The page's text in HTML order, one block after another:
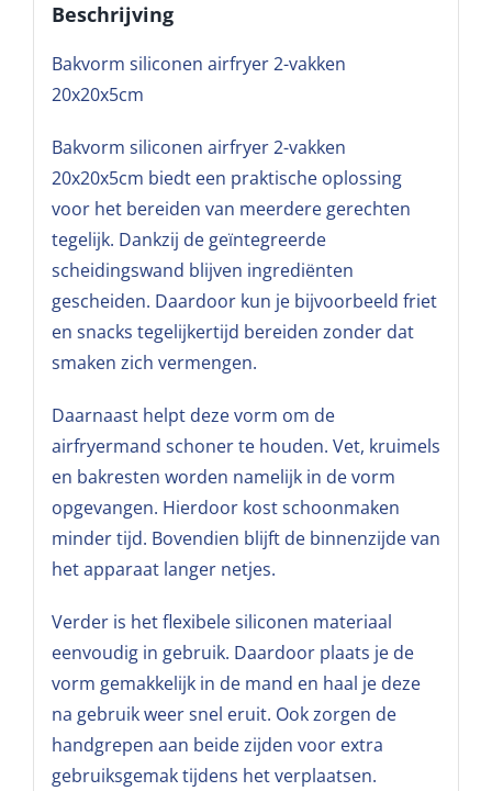
Beschrijving
Bakvorm siliconen airfryer 2-vakken
20x20x5cm
Bakvorm siliconen airfryer 2-vakken
20x20x5cm biedt een praktische oplossing
voor het bereiden van meerdere gerechten
tegelijk. Dankzij de geïntegreerde
scheidingswand blijven ingrediënten
gescheiden. Daardoor kun je bijvoorbeeld friet
en snacks tegelijkertijd bereiden zonder dat
smaken zich vermengen.
Daarnaast helpt deze vorm om de
airfryermand schoner te houden. Vet, kruimels
en bakresten worden namelijk in de vorm
opgevangen. Hierdoor kost schoonmaken
minder tijd. Bovendien blijft de binnenzijde van
het apparaat langer netjes.
Verder is het flexibele siliconen materiaal
eenvoudig in gebruik. Daardoor plaats je de
vorm gemakkelijk in de mand en haal je deze
na gebruik weer snel eruit. Ook zorgen de
handgrepen aan beide zijden voor extra
gebruiksgemak tijdens het verplaatsen.